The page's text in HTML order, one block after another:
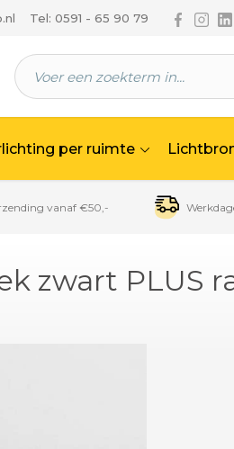
Tel: 0591 - 65 90 79 VolgVolg
per ruimte
vanaf €50,-
zwart PLUS